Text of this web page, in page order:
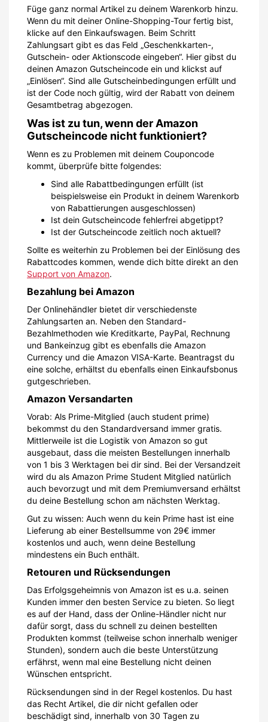
Füge ganz normal Artikel zu deinem Warenkorb hinzu.
Wenn du mit deiner Online-Shopping-Tour fertig bist,
klicke auf den Einkaufswagen. Beim Schritt
Zahlungsart gibt es das Feld „Geschenkkarten-,
Gutschein- oder Aktionscode eingeben“. Hier gibst du
deinen Amazon Gutscheincode ein und klickst auf
„Einlösen“. Sind alle Gutscheinbedingungen erfüllt und
ist der Code noch gültig, wird der Rabatt von deinem
Gesamtbetrag abgezogen.
Was ist zu tun, wenn der Amazon
Gutscheincode nicht funktioniert?
Wenn es zu Problemen mit deinem Couponcode
kommt, überprüfe bitte folgendes:
Sind alle Rabattbedingungen erfüllt (ist
beispielsweise ein Produkt in deinem Warenkorb
von Rabattierungen ausgeschlossen)
Ist dein Gutscheincode fehlerfrei abgetippt?
Ist der Gutscheincode zeitlich noch aktuell?
Sollte es weiterhin zu Problemen bei der Einlösung des
Rabattcodes kommen, wende dich bitte direkt an den
Support von Amazon.
Bezahlung bei Amazon
Der Onlinehändler bietet dir verschiedenste
Zahlungsarten an. Neben den Standard-
Bezahlmethoden wie Kreditkarte, PayPal, Rechnung
und Bankeinzug gibt es ebenfalls die Amazon
Currency und die Amazon VISA-Karte. Beantragst du
eine solche, erhältst du ebenfalls einen Einkaufsbonus
gutgeschrieben.
Amazon Versandarten
Vorab: Als Prime-Mitglied (auch student prime)
bekommst du den Standardversand immer gratis.
Mittlerweile ist die Logistik von Amazon so gut
ausgebaut, dass die meisten Bestellungen innerhalb
von 1 bis 3 Werktagen bei dir sind. Bei der Versandzeit
wird du als Amazon Prime Student Mitglied natürlich
auch bevorzugt und mit dem Premiumversand erhältst
du deine Bestellung schon am nächsten Werktag.
Gut zu wissen: Auch wenn du kein Prime hast ist eine
Lieferung ab einer Bestellsumme von 29€ immer
kostenlos und auch, wenn deine Bestellung
mindestens ein Buch enthält.
Retouren und Rücksendungen
Das Erfolgsgeheimnis von Amazon ist es u.a. seinen
Kunden immer den besten Service zu bieten. So liegt
es auf der Hand, dass der Online-Händler nicht nur
dafür sorgt, dass du schnell zu deinen bestellten
Produkten kommst (teilweise schon innerhalb weniger
Stunden), sondern auch die beste Unterstützung
erfährst, wenn mal eine Bestellung nicht deinen
Wünschen entspricht.
Rücksendungen sind in der Regel kostenlos. Du hast
das Recht Artikel, die dir nicht gefallen oder
beschädigt sind, innerhalb von 30 Tagen zu